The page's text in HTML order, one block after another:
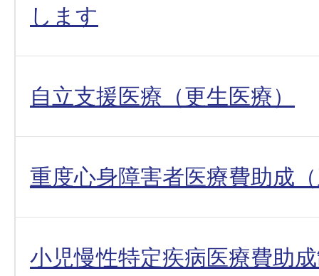
します
自立支援医療（更生医療）
重度心身障害者医療費助成
小児慢性特定疾病医療費助